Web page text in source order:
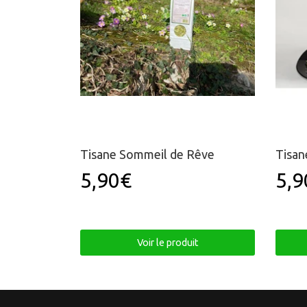
Tisane Sommeil de Rêve
Prix
régulier
5,90€
Voir le produit